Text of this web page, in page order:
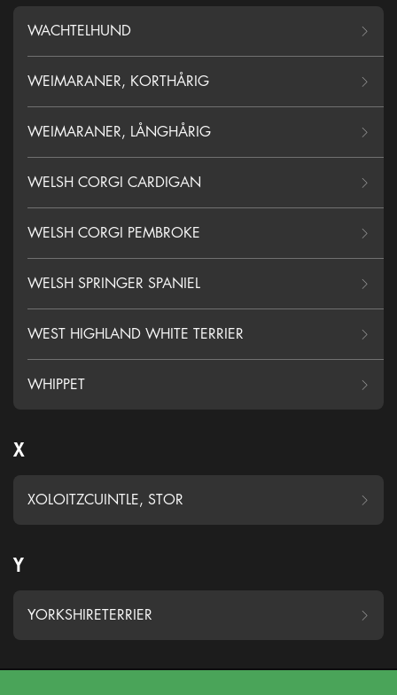
WACHTELHUND
WEIMARANER, KORTHÅRIG
WEIMARANER, LÅNGHÅRIG
WELSH CORGI CARDIGAN
WELSH CORGI PEMBROKE
WELSH SPRINGER SPANIEL
WEST HIGHLAND WHITE TERRIER
WHIPPET
X
XOLOITZCUINTLE, STOR
Y
YORKSHIRETERRIER